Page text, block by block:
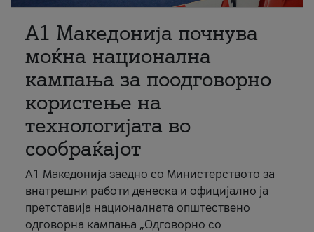
A1 Македонија почнува
моќна национална
кампања за поодговорно
користење на
технологијата во
сообраќајот
A1 Македонија заедно со Министерството за
внатрешни работи денеска и официјално ја
претставија националната општествено
одговорна кампања „Одговорно со